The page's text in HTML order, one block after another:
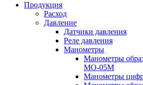
Продукция
Расход
Давление
Датчики давления
Реле давления
Манометры
Манометры
МО-05М
Манометры